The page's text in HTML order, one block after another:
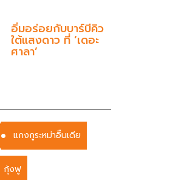
อิ่มอร่อยกับบาร์บีคิว
ใต้แสงดาว ที่ ‘เดอะ
ศาลา’
แกงกูระหม่าอิืนเดีย
กุ้งฟู